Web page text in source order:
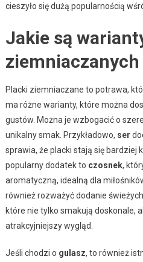
cieszyło się dużą popularnością
Jakie są
Placki ziemniaczane to potrawa,
ma różne warianty, które można
gustów. Można je wzbogacić o
unikalny smak. Przykładowo, ser
sprawia, że placki stają się bardziej
popularny dodatek to czosnek,
aromatyczną, idealną dla
również rozważyć dodanie świeżych
które nie tylko smakują doskonale,
atrakcyjniejszy wygląd.
Jeśli chodzi o gulasz, to również